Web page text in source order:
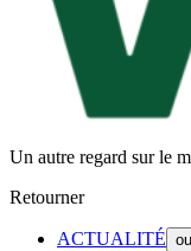
Un autre regard sur le
Retourner
ACTUALITÉ